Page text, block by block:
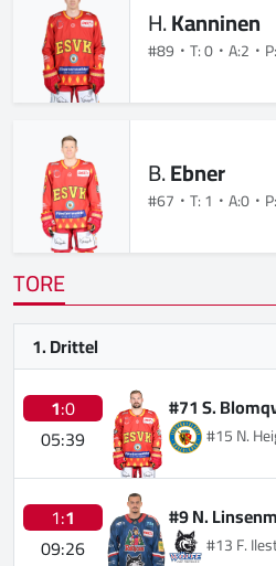
H.Kanninen
#89 T: 0 A:2
B.Ebner
#67 T: 1 A:0
TORE
1. Drittel
1:0
05:39
#71 S.
#15 N.
1:1
09:26
#9 N.
#13 F.